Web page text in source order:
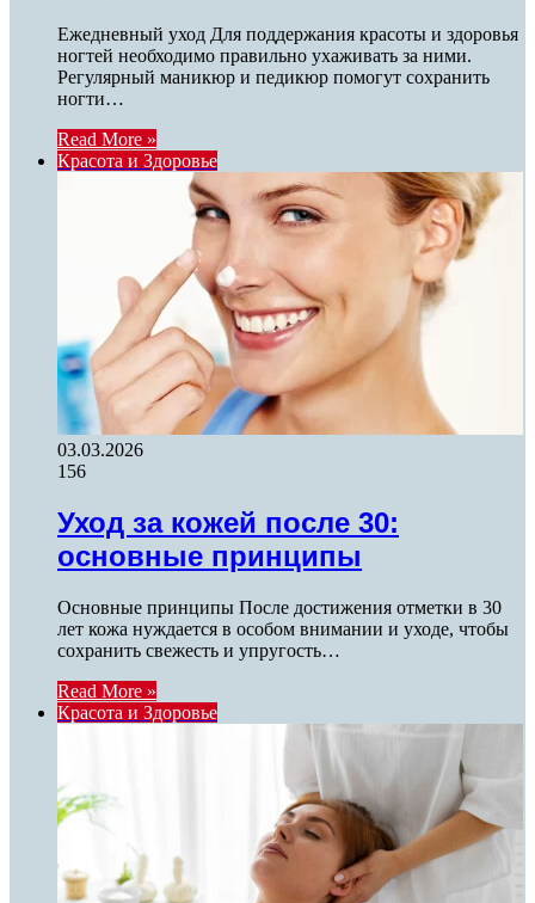
Ежедневный уход Для поддержания красоты и здоровья
ногтей необходимо правильно ухаживать за ними.
Регулярный маникюр и педикюр помогут сохранить
ногти…
Read More »
Красота и Здоровье
03.03.2026
156
Уход за кожей после 30:
основные принципы
Основные принципы После достижения отметки в 30
лет кожа нуждается в особом внимании и уходе, чтобы
сохранить свежесть и упругость…
Read More »
Красота и Здоровье